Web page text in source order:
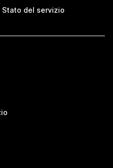
Stato del servizio